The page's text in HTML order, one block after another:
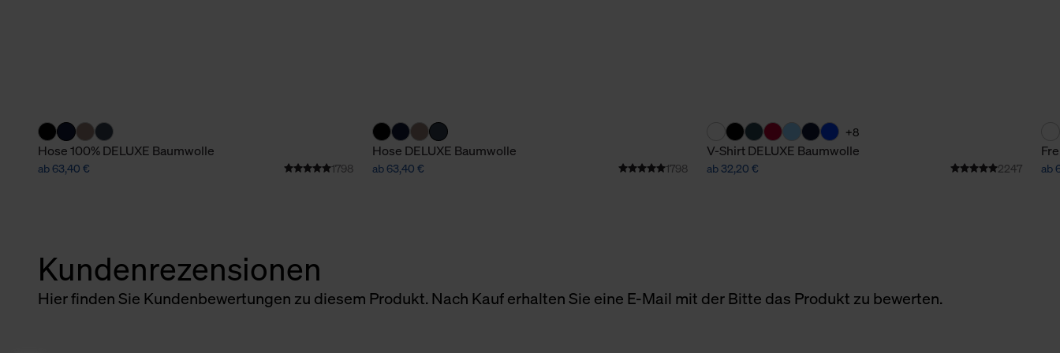
Hose 100% DELUXE Baumwolle
ab 63,40 € 1798
Hose DELUXE Baumwolle
ab 63,40 € 1798
+8
V-Shirt DELUXE Baumwolle
ab 32,20 € 2247 ab
Kundenrezensionen
Hier finden Sie Kundenbewertungen zu diesem Produkt. Nach Kauf erhalten Sie eine E-Mail mit der Bitte das Produkt zu bewerten.